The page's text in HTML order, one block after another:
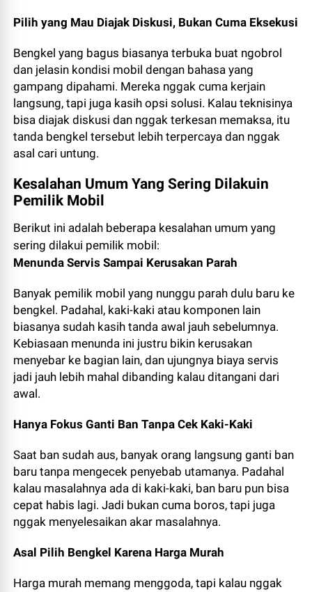
Pilih yang Mau Diajak Diskusi, Bukan Cuma Eksekusi
Bengkel yang bagus biasanya terbuka buat ngobrol
dan jelasin kondisi mobil dengan bahasa yang
gampang dipahami. Mereka nggak cuma kerjain
langsung, tapi juga kasih opsi solusi. Kalau teknisinya
bisa diajak diskusi dan nggak terkesan memaksa, itu
tanda bengkel tersebut lebih terpercaya dan nggak
asal cari untung.
Kesalahan Umum Yang Sering Dilakuin
Pemilik Mobil
Berikut ini adalah beberapa kesalahan umum yang
sering dilakui pemilik mobil:
Menunda Servis Sampai Kerusakan Parah
Banyak pemilik mobil yang nunggu parah dulu baru ke
bengkel. Padahal, kaki-kaki atau komponen lain
biasanya sudah kasih tanda awal jauh sebelumnya.
Kebiasaan menunda ini justru bikin kerusakan
menyebar ke bagian lain, dan ujungnya biaya servis
jadi jauh lebih mahal dibanding kalau ditangani dari
awal.
Hanya Fokus Ganti Ban Tanpa Cek Kaki-Kaki
Saat ban sudah aus, banyak orang langsung ganti ban
baru tanpa mengecek penyebab utamanya. Padahal
kalau masalahnya ada di kaki-kaki, ban baru pun bisa
cepat habis lagi. Jadi bukan cuma boros, tapi juga
nggak menyelesaikan akar masalahnya.
Asal Pilih Bengkel Karena Harga Murah
Harga murah memang menggoda, tapi kalau nggak